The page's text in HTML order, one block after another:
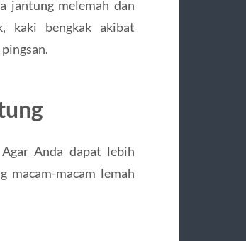
jantung melemah dan
kaki bengkak akibat
Anda dapat lebih
macam-macam lemah